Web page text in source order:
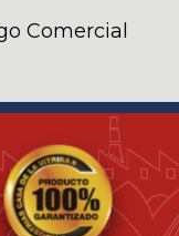
Comercial